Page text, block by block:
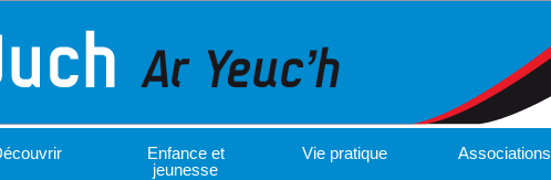
Enfance et
jeunesse
Vie pratique Associations